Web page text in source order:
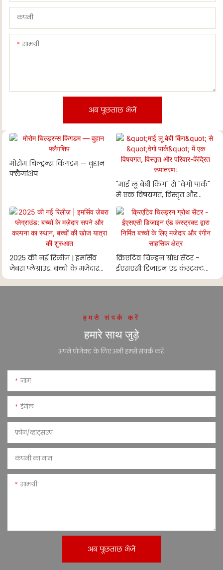
कंपनी
सामग्री
अब पूछताछ भेजें
मोरोम चिल्ड्रन्स किंगडम — वुहान
फ्लैगशिप
"माई लू बेबी किंग" से "वेगो पार्क"
में एक विषयगत, विस्तृत और
परिवार-केंद्रित रूपांतरण:
2025 की नई रिलीज़ | इमर्सिव
ज़ेबरा प्लेग्राउंड: बच्चों के मज़ेदार
सपने और कल्पना का स्थान,
क्रिएटिव चिल्ड्रन ग्रोथ सेंटर -
ईएसएसी डिजाइन एंड कंस्ट्रक्ट
द्वारा निर्मित बच्चों के लिए मजेदार
हमसे संपर्क करें
हमारे साथ जुड़े
अपने प्रोजेक्ट के लिए अभी हमसे संपर्क करें।
नाम
ईमेल
फ़ोन/व्हाट्सएप
कंपनी का नाम
सामग्री
अब पूछताछ भेजें